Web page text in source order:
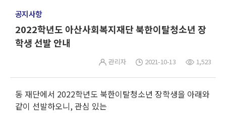
공지사항
2022학년도 아산사회복지재단 북한이탈청소년 장
학생 선발 안내
관리자 2021-10-13 1,523
동 재단에서 2022학년도 북한이탈청소년 장학생을 아래와
같이 선발하오니, 관심 있는